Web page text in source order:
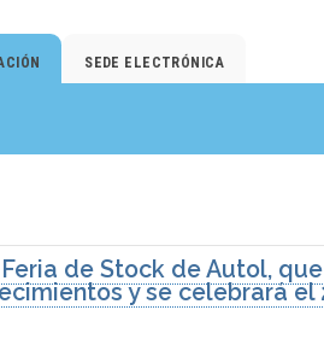
de
buscar
SEDE ELECTRÓNICA
de Stock de Autol,
y se celebrará el